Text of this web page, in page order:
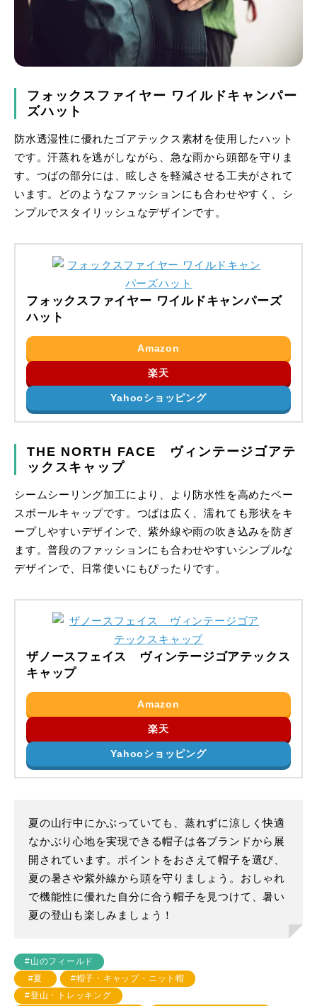
フォックスファイヤー ワイルドキャンパー
ズハット
防水透湿性に優れたゴアテックス素材を使用したハット
です。汗蒸れを逃がしながら、急な雨から頭部を守りま
す。つばの部分には、眩しさを軽減させる工夫がされて
います。どのようなファッションにも合わせやすく、シ
ンプルでスタイリッシュなデザインです。
フォックスファイヤー ワイルドキャンパーズ
ハット
Amazon
楽天
Yahooショッピング
THE NORTH FACE ヴィンテージゴアテ
ックスキャップ
シームシーリング加工により、より防水性を高めたベー
スボールキャップです。つばは広く、濡れても形状をキ
ープしやすいデザインで、紫外線や雨の吹き込みを防ぎ
ます。普段のファッションにも合わせやすいシンプルな
デザインで、日常使いにもぴったりです。
ザノースフェイス ヴィンテージゴアテックス
キャップ
Amazon
楽天
Yahooショッピング
夏の山行中にかぶっていても、蒸れずに涼しく快適
なかぶり心地を実現できる帽子は各ブランドから展
開されています。ポイントをおさえて帽子を選び、
夏の暑さや紫外線から頭を守りましょう。おしゃれ
で機能性に優れた自分に合う帽子を見つけて、暑い
夏の登山も楽しみましょう！
#山のフィールド
#夏
#帽子・キャップ・ニット帽
#登山・トレッキング